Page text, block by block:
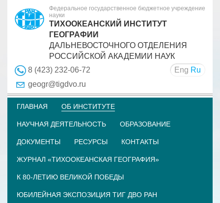
Федеральное государственное бюджетное учреждение
науки
ТИХООКЕАНСКИЙ ИНСТИТУТ
ГЕОГРАФИИ
ДАЛЬНЕВОСТОЧНОГО ОТДЕЛЕНИЯ
РОССИЙСКОЙ АКАДЕМИИ НАУК
8 (423) 232-06-72
Eng Ru
geogr@tigdvo.ru
ГЛАВНАЯ ОБ ИНСТИТУТЕ
НАУЧНАЯ ДЕЯТЕЛЬНОСТЬ ОБРАЗОВАНИЕ
ДОКУМЕНТЫ РЕСУРСЫ КОНТАКТЫ
ЖУРНАЛ «ТИХООКЕАНСКАЯ ГЕОГРАФИЯ»
К 80-ЛЕТИЮ ВЕЛИКОЙ ПОБЕДЫ
ЮБИЛЕЙНАЯ ЭКСПОЗИЦИЯ ТИГ ДВО РАН